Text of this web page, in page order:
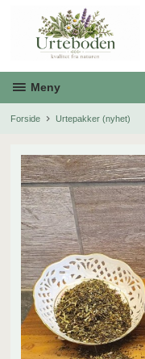
innholdet
Meny
Forside Urtepakker (nyhet)